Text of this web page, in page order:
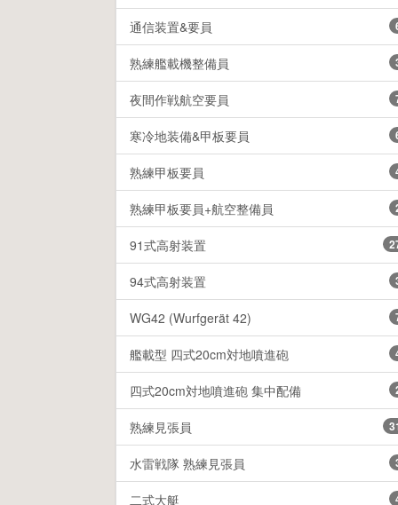
通信装置&要員
熟練艦載機整備員
夜間作戦航空要員
寒冷地装備&甲板要員
熟練甲板要員
熟練甲板要員+航空整備員
91式高射装置
94式高射装置
WG42 (Wurfgerät 42)
艦載型 四式20cm対地噴進砲
四式20cm対地噴進砲 集中配備
熟練見張員
水雷戦隊 熟練見張員
二式大艇